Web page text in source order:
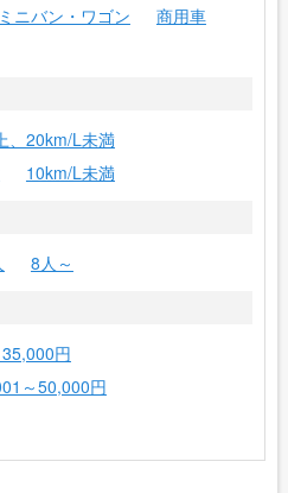
ミニバン・ワゴン
商用車
、20km/L未満
10km/L未満
8人～
円
～50,000円